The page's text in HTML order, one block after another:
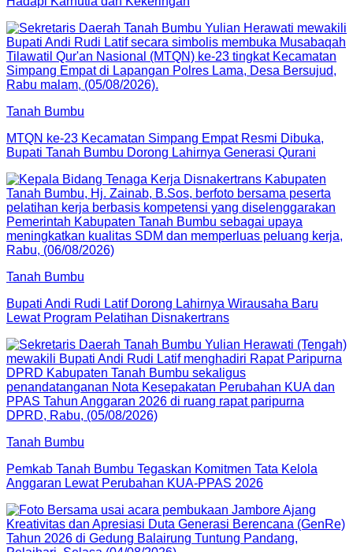
Tanah Bumbu
MTQN ke-23 Kecamatan Simpang Empat Resmi Dibuka,
Bupati Tanah Bumbu Dorong Lahirnya Generasi Qurani
Tanah Bumbu
Bupati Andi Rudi Latif Dorong Lahirnya Wirausaha Baru
Lewat Program Pelatihan Disnakertrans
Tanah Bumbu
Pemkab Tanah Bumbu Tegaskan Komitmen Tata Kelola
Anggaran Lewat Perubahan KUA-PPAS 2026